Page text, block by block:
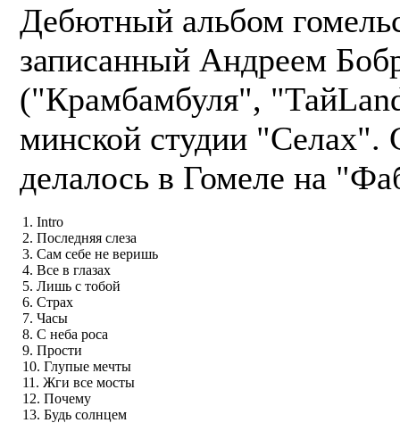
Дебютный альбом
записанный Андреем
("Крамбамбуля",
минской студии "Селах".
делалось в Гомеле на
1. Intro
2. Последняя слеза
3. Сам себе не веришь
4. Все в глазах
5. Лишь с тобой
6. Страх
7. Часы
8. С неба роса
9. Прости
10. Глупые мечты
11. Жги все мосты
12. Почему
13. Будь солнцем